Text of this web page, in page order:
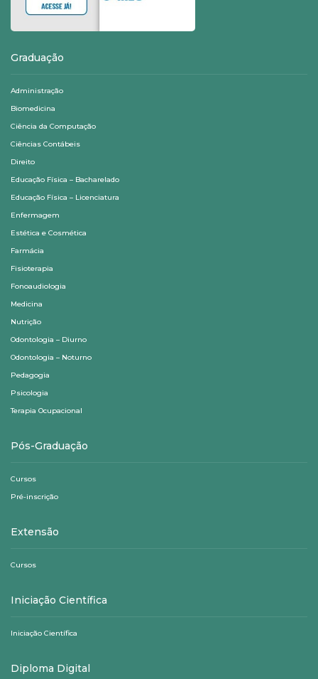
Graduação
Administração
Biomedicina
Ciência da Computação
Ciências Contábeis
Direito
Educação Física – Bacharelado
Educação Física – Licenciatura
Enfermagem
Estética e Cosmética
Farmácia
Fisioterapia
Fonoaudiologia
Medicina
Nutrição
Odontologia – Diurno
Odontologia – Noturno
Pedagogia
Psicologia
Terapia Ocupacional
Pós-Graduação
Cursos
Pré-inscrição
Extensão
Cursos
Iniciação Científica
Iniciação Científica
Diploma Digital